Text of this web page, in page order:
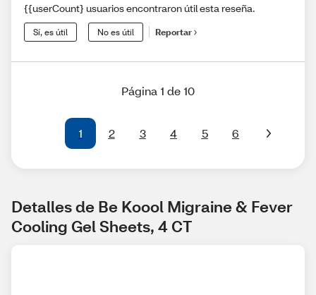
{{userCount} usuarios encontraron útil esta reseña.
Sí, es útil No es útil Reportar
Página 1 de 10
1 2 3 4 5 6
Detalles de Be Koool Migraine & Fever
Cooling Gel Sheets, 4 CT